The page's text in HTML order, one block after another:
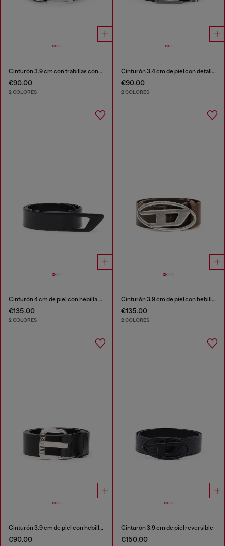
Cinturón 3.9 cm con trabillas contrastantes
€90.00
2 COLORES
Cinturón 3.4 cm de piel con detalles metálicos bruñidos
€90.00
2 COLORES
Cinturón 4 cm de piel con hebilla metálica en D
€135.00
2 COLORES
Cinturón 3.9 cm de piel con hebilla en D
€135.00
2 COLORES
Cinturón 3.9 cm de piel con hebilla metálica con el logotipo de estrella
€90.00
Cinturón 3.9 cm de piel reversible
€150.00